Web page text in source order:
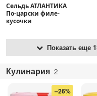
Сельдь АТЛАНТИКА
По-царски филе-
кусочки
Показать еще
Кулинария 2
–26%